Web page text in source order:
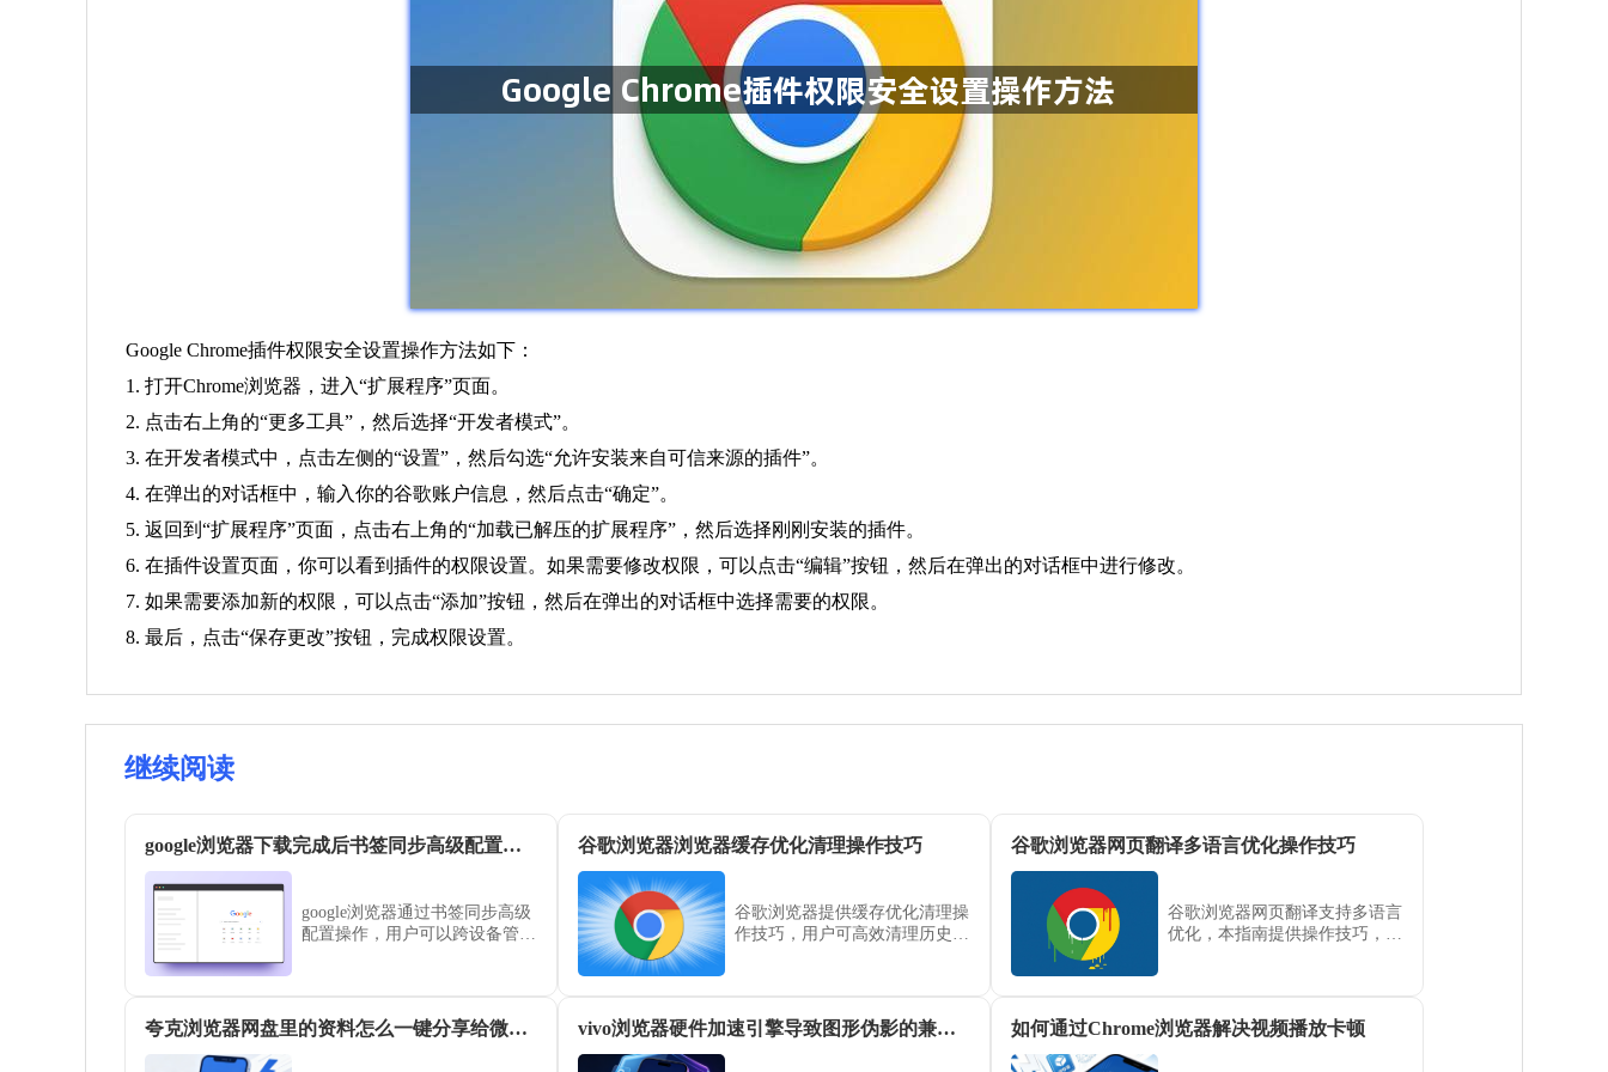
Google Chrome插件权限安全设置操作方法如下：
1. 打开Chrome浏览器，进入“扩展程序”页面。
2. 点击右上角的“更多工具”，然后选择“开发者模式”。
3. 在开发者模式中，点击左侧的“设置”，然后勾选“允许安装来自可信来源的插件”。
4. 在弹出的对话框中，输入你的谷歌账户信息，然后点击“确定”。
5. 返回到“扩展程序”页面，点击右上角的“加载已解压的扩展程序”，然后选择刚刚安装的插件。
6. 在插件设置页面，你可以看到插件的权限设置。如果需要修改权限，可以点击“编辑”按钮，然后在弹出的对话框中进行修改。
7. 如果需要添加新的权限，可以点击“添加”按钮，然后在弹出的对话框中选择需要的权限。
8. 最后，点击“保存更改”按钮，完成权限设置。
继续阅读
google浏览器下载完成后书签同步高级配置教程
google浏览器通过书签同步高级
配置操作，用户可以跨设备管理
谷歌浏览器浏览器缓存优化清理操作技巧
谷歌浏览器提供缓存优化清理操
作技巧，用户可高效清理历史缓
谷歌浏览器网页翻译多语言优化操作技巧
谷歌浏览器网页翻译支持多语言
优化，本指南提供操作技巧，帮
夸克浏览器网盘里的资料怎么一键分享给微信好友 vivo浏览器硬件加速引擎导致图形伪影的兼容性修复 如何通过Chrome浏览器解决视频播放卡顿